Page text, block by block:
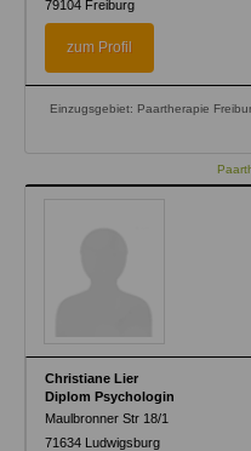
79104 Freiburg
zum Profil
Einzugsgebiet: Paartherapie
Christiane Lier
Diplom Psychologin
Maulbronner Str 18/1
71634 Ludwigsburg